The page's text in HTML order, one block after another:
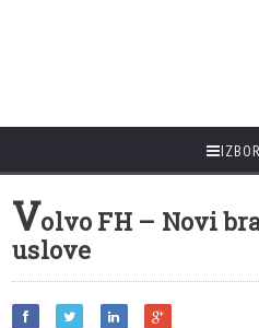
Volvo FH – Novi
uslove